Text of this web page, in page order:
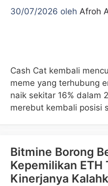
30/07/2026 oleh Afroh
Cash Cat kembali
meme yang terhubung
naik sekitar 16% dalam
merebut kembali posisi
Bitmine Borong
Kepemilikan
Kinerjanya